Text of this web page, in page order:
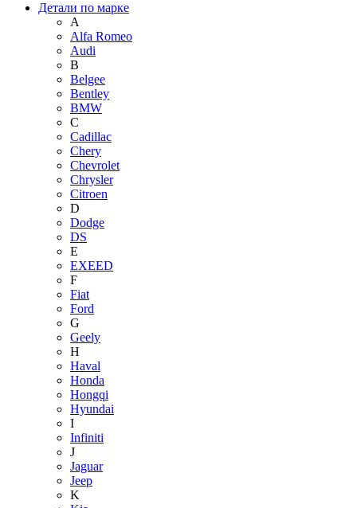
Детали по марке
A
Alfa Romeo
Audi
B
Belgee
Bentley
BMW
C
Cadillac
Chery
Chevrolet
Chrysler
Citroen
D
Dodge
DS
E
EXEED
F
Fiat
Ford
G
Geely
H
Haval
Honda
Hongqi
Hyundai
I
Infiniti
J
Jaguar
Jeep
K